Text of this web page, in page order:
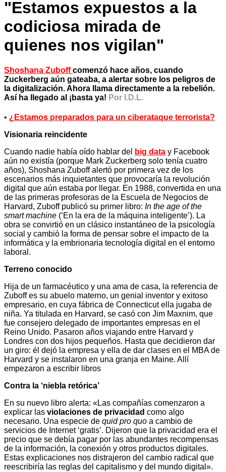
"Estamos expuestos a la
codiciosa mirada de
quienes nos vigilan"
Shoshana Zuboff comenzó hace años, cuando
Zuckerberg aún gateaba, a alertar sobre los peligros de
la digitalización. Ahora llama directamente a la rebelión.
Así ha llegado al ¡basta ya! Por I.D.L.
• ¿Estamos preparados para un ciberataque terrorista?
Visionaria reincidente
Cuando nadie había oído hablar del
big data y Facebook
aún no existía (porque Mark Zuckerberg solo tenía cuatro
años), Shoshana Zuboff alertó por primera vez de los
escenarios más inquietantes que provocaría la revolución
digital que aún estaba por llegar. En 1988, convertida en una
de las primeras profesoras de la Escuela de Negocios de
Harvard, Zuboff publicó su primer libro: In the age of the
smart machine (‘En la era de la máquina inteligente’). La
obra se convirtió en un clásico instantáneo de la psicología
social y cambió la forma de pensar sobre el impacto de la
informática y la embrionaria tecnología digital en el entorno
laboral.
Terreno conocido
Hija de un farmacéutico y una ama de casa, la referencia de
Zuboff es su abuelo materno, un genial inventor y exitoso
empresario, en cuya fábrica de Connecticut ella jugaba de
niña. Ya titulada en Harvard, se casó con Jim Maxnim, que
fue consejero delegado de importantes empresas en el
Reino Unido. Pasaron años viajando entre Harvard y
Londres con dos hijos pequeños. Hasta que decidieron dar
un giro: él dejó la empresa y ella de dar clases en el MBA de
Harvard y se instalaron en una granja en Maine. Allí
empezaron a escribir libros
Contra la ‘niebla retórica’
En su nuevo libro alerta: «Las compañías comenzaron a
explicar las violaciones de privacidad como algo
necesario. Una especie de quid pro quo a cambio de
servicios de Internet ‘gratis’. Dijeron que la privacidad era el
precio que se debía pagar por las abundantes recompensas
de la información, la conexión y otros productos digitales.
Estas explicaciones nos distrajeron del cambio radical que
reescribiría las reglas del capitalismo y del mundo digital».